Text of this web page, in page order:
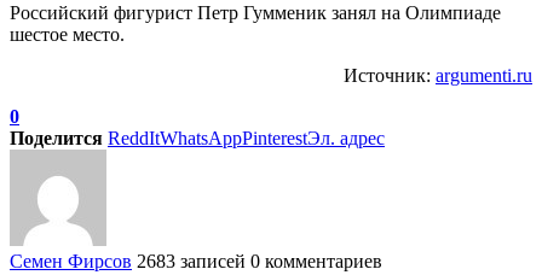
Российский фигурист Петр Гумменик занял на Олимпиаде
шестое место.
Источник: argumenti.ru
0
Поделится ReddItWhatsAppPinterestЭл. адрес
Семен Фирсов 2683 записей 0 комментариев